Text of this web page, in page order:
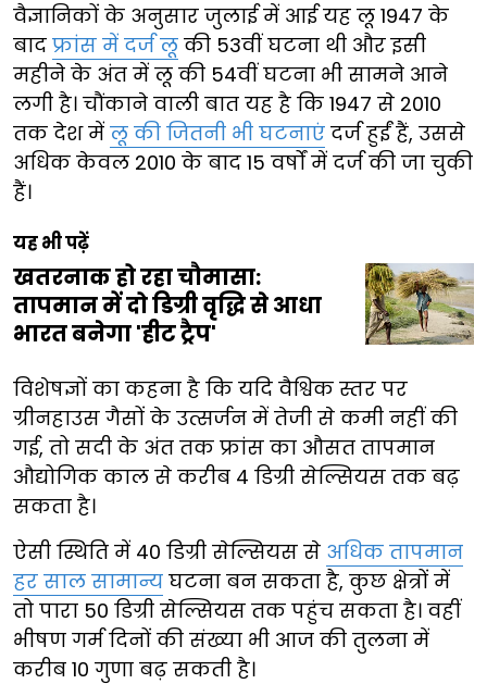
वैज्ञानिकों के अनुसार जुलाई में आई यह लू 1947 के
बाद फ्रांस में दर्ज लू की 53वीं घटना थी और इसी
महीने के अंत में लू की 54वीं घटना भी सामने आने
लगी है। चौंकाने वाली बात यह है कि 1947 से 2010
तक देश में लू की जितनी भी घटनाएं दर्ज हुईं हैं, उससे
अधिक केवल 2010 के बाद 15 वर्षों में दर्ज की जा चुकी
हैं।
यह भी पढ़ें
खतरनाक हो रहा चौमासा:
तापमान में दो डिग्री वृद्धि से आधा
भारत बनेगा 'हीट ट्रैप'
विशेषज्ञों का कहना है कि यदि वैश्विक स्तर पर
ग्रीनहाउस गैसों के उत्सर्जन में तेजी से कमी नहीं की
गई, तो सदी के अंत तक फ्रांस का औसत तापमान
औद्योगिक काल से करीब 4 डिग्री सेल्सियस तक बढ़
सकता है।
ऐसी स्थिति में 40 डिग्री सेल्सियस से अधिक तापमान
हर साल सामान्य घटना बन सकता है, कुछ क्षेत्रों में
तो पारा 50 डिग्री सेल्सियस तक पहुंच सकता है। वहीं
भीषण गर्म दिनों की संख्या भी आज की तुलना में
करीब 10 गुणा बढ़ सकती है।